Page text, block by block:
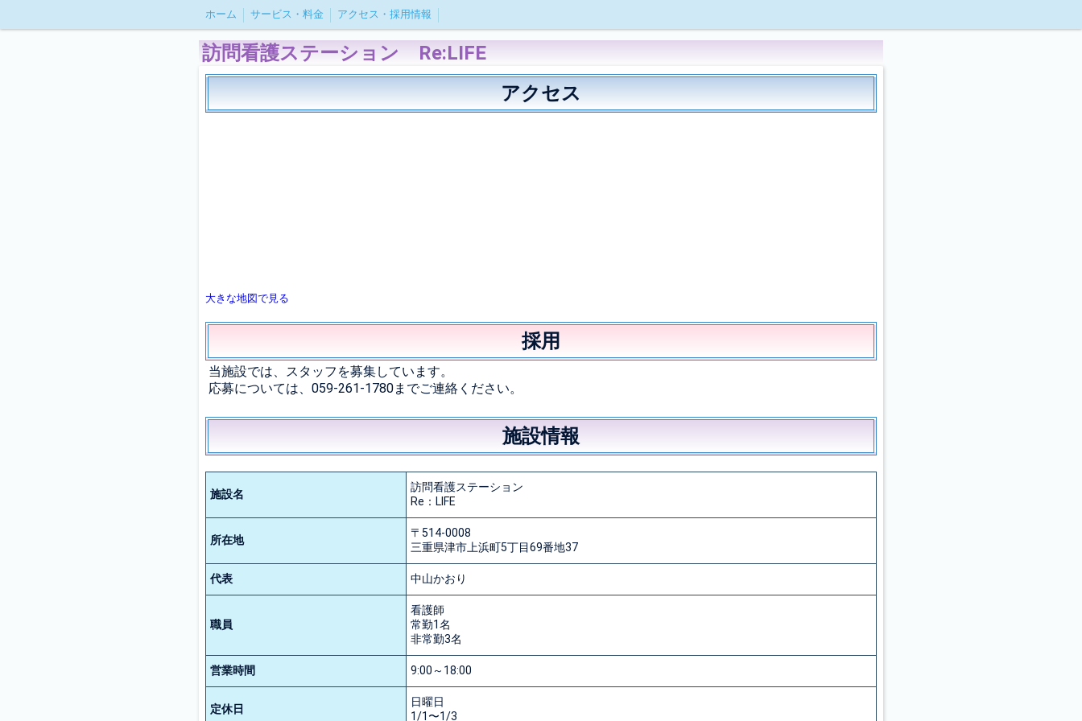
ホーム サービス・料金 アクセス・採用情報
訪問看護ステーション Re:LIFE
アクセス
大きな地図で見る
採用
当施設では、スタッフを募集しています。
応募については、059-261-1780までご連絡ください。
施設情報
施設名
訪問看護ステーション
Re：LIFE
所在地
〒514-0008
三重県津市上浜町5丁目69番地37
代表 中山かおり
職員
看護師
常勤1名
非常勤3名
営業時間 9:00～18:00
定休日
日曜日
1/1〜1/3